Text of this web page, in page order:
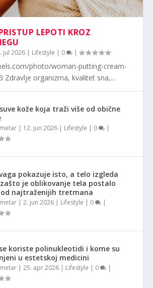
LEPOTI KROZ
jul 2026 | Lifestyle | 0 |
photo/woman-putting-cream-
Zdravlje organizma, kvalitet sna,...
kože koja traži više od obične
| 12. jun 2026 | Lifestyle | 0 |
pokazuje isto, a telo izgleda
je oblikovanje tela postalo
najtraženijih tretmana
|2. jun 2026 | Lifestyle | 0 |
koriste polinukleotidi i kome su
u estetskoj medicini
|25. apr 2026 | Lifestyle | 0 |